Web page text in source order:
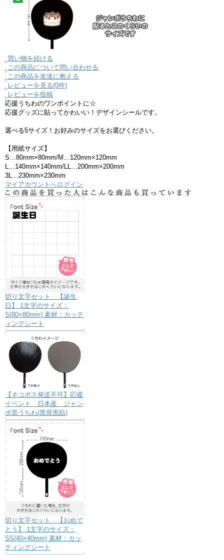
買い物を続ける
この商品について問い合わせる
この商品を友達に教える
レビューを見る(0件)
レビューを投稿
応援うちわのワンポイントに☆
応援グッズに貼ってかわいい！デザインシールです。
選べる5サイズ！お好みのサイズをお選びください。
【用紙サイズ】
S…80mm×80mm/M…120mm×120mm
L…140mm×140mm/LL…200mm×200mm
3L…230mm×230mm
マイアカウントへログイン
切り文字セット 【誕生
日】 1文字のサイズ：
S(80×80mm) 素材：カッテ
ィングシート
【ネコポス発送不可】応援
イベント 日本産 ジャン
ボ黒うちわ(黒骨黒貼)
切り文字セット 【おめで
とう】 1文字のサイズ：
SS(40×40mm) 素材：カッ
ティングシート